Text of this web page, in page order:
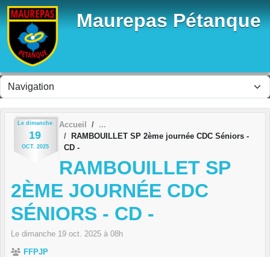
Maurepas Pétanque
Le dimanche
19
OCT. 2025
Accueil
RAMBOUILLET SP 2ème journée CDC Séniors -
CD -
RAMBOUILLET SP
2ÈME JOURNÉE CDC
SÉNIORS - CD -
Le dimanche 19 oct. 2025 à 08h
FFPJP
Panneau de gestion des cookies